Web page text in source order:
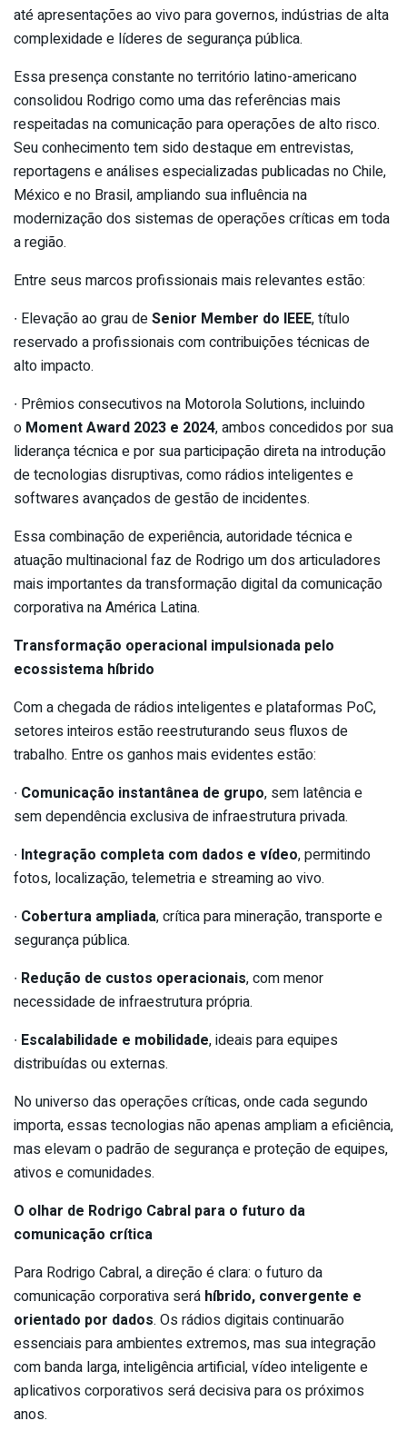
até apresentações ao vivo para governos, indústrias de alta
complexidade e líderes de segurança pública.
Essa presença constante no território latino-americano
consolidou Rodrigo como uma das referências mais
respeitadas na comunicação para operações de alto risco.
Seu conhecimento tem sido destaque em entrevistas,
reportagens e análises especializadas publicadas no Chile,
México e no Brasil, ampliando sua influência na
modernização dos sistemas de operações críticas em toda
a região.
Entre seus marcos profissionais mais relevantes estão:
∙ Elevação ao grau deSenior Member do IEEE, título
reservado a profissionais com contribuições técnicas de
alto impacto.
∙ Prêmios consecutivos na Motorola Solutions, incluindo
o Moment Award 2023 e 2024, ambos concedidos por sua
liderança técnica e por sua participação direta na introdução
de tecnologias disruptivas, como rádios inteligentes e
softwares avançados de gestão de incidentes.
Essa combinação de experiência, autoridade técnica e
atuação multinacional faz de Rodrigo um dos articuladores
mais importantes da transformação digital da comunicação
corporativa na América Latina.
Transformação operacional impulsionada pelo
ecossistema híbrido
Com a chegada de rádios inteligentes e plataformas PoC,
setores inteiros estão reestruturando seus fluxos de
trabalho. Entre os ganhos mais evidentes estão:
∙ Comunicação instantânea de grupo, sem latência e
sem dependência exclusiva de infraestrutura privada.
∙ Integração completa com dados e vídeo, permitindo
fotos, localização, telemetria e streaming ao vivo.
∙ Cobertura ampliada, crítica para mineração, transporte e
segurança pública.
∙ Redução de custos operacionais, com menor
necessidade de infraestrutura própria.
∙ Escalabilidade e mobilidade, ideais para equipes
distribuídas ou externas.
No universo das operações críticas, onde cada segundo
importa, essas tecnologias não apenas ampliam a eficiência,
mas elevam o padrão de segurança e proteção de equipes,
ativos e comunidades.
O olhar de Rodrigo Cabral para o futuro da
comunicação crítica
Para Rodrigo Cabral, a direção é clara: o futuro da
comunicação corporativa será híbrido, convergente e
orientado por dados. Os rádios digitais continuarão
essenciais para ambientes extremos, mas sua integração
com banda larga, inteligência artificial, vídeo inteligente e
aplicativos corporativos será decisiva para os próximos
anos.